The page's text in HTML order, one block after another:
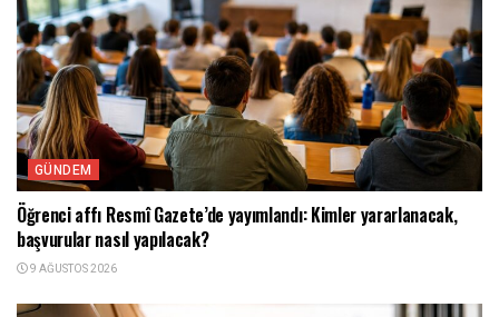
GÜNDEM
Öğrenci affı Resmî Gazete’de yayımlandı: Kimler yararlanacak,
başvurular nasıl yapılacak?
9 AĞUSTOS 2026